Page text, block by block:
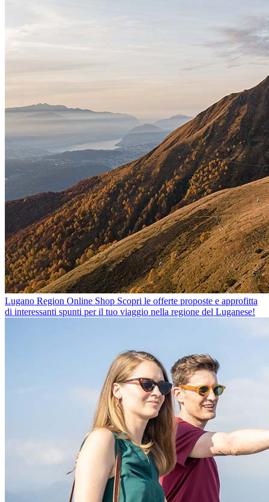
Lugano Region Online Shop Scopri le offerte proposte e approfitta
di interessanti spunti per il tuo viaggio nella regione del Luganese!